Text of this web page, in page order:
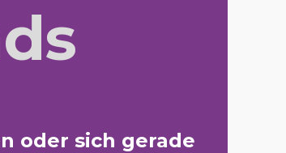
oder sich gerade